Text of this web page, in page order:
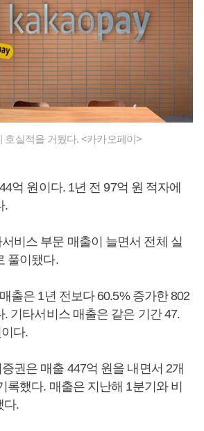
호실적을 거뒀다. <카카오페이>
억 원이다. 1년 전 97억 원 적자에
.
비스 부문 매출이 늘면서 전체 실
풀이됐다.
출은 1년 전보다 60.5% 증가한 802
기타서비스 매출은 같은 기간 47.
다.
권은 매출 447억 원을 내면서 2개
록했다. 매출은 지난해 1분기와 비
다.